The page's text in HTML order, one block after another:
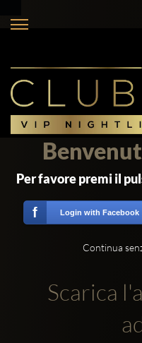
Per favore premi il
f Login with Facebook
Continua
Scarica